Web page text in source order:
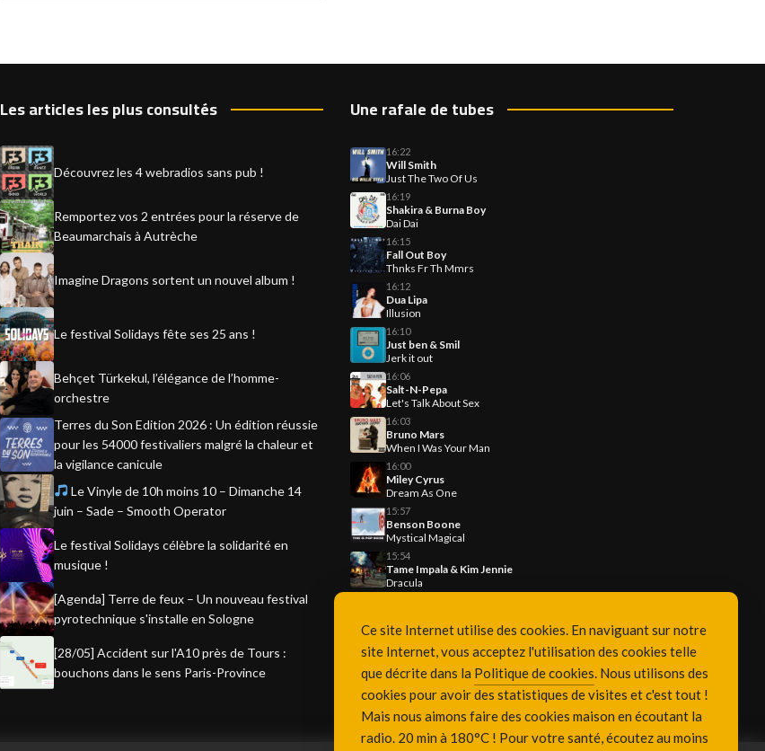
Les articles les plus consultés
Découvrez les 4 webradios sans pub !
Remportez vos 2 entrées pour la réserve de
Beaumarchais à Autrèche
Imagine Dragons sortent un nouvel album !
Le festival Solidays fête ses 25 ans !
Behçet Türkekul, l’élégance de l’homme-
orchestre
Terres du Son Edition 2026 : Un édition réussie
pour les 54000 festivaliers malgré la chaleur et
la vigilance canicule
Le Vinyle de 10h moins 10 – Dimanche 14
juin – Sade – Smooth Operator
Le festival Solidays célèbre la solidarité en
musique !
[Agenda] Terre de feux – Un nouveau festival
pyrotechnique s'installe en Sologne
[28/05] Accident sur l'A10 près de Tours :
bouchons dans le sens Paris-Province
Une rafale de tubes
16:22
Will Smith
Just The Two Of Us
16:19
Shakira & Burna Boy
Dai Dai
16:15
Fall Out Boy
Thnks Fr Th Mmrs
16:12
Dua Lipa
Illusion
16:10
Just ben & Smil
Jerk it out
16:06
Salt-N-Pepa
Let's Talk About Sex
16:03
Bruno Mars
When I Was Your Man
16:00
Miley Cyrus
Dream As One
15:57
Benson Boone
Mystical Magical
15:54
Tame Impala & Kim Jennie
Dracula
Ce site Internet utilise des cookies. En naviguant sur notre
site Internet, vous acceptez l'utilisation des cookies telle
que décrite dans la Politique de cookies. Nous utilisons des
cookies pour avoir des statistiques de visites et c'est tout !
Mais nous aimons faire des cookies maison en écoutant la
radio. 20 min à 180°C ! Pour votre santé, écoutez au moins